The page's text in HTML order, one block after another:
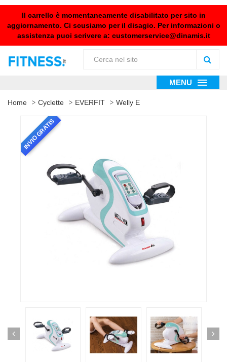
Il carrello è momentaneamente disabilitato per sito in
aggiornamento. Ci scusiamo per il disagio. Per informazioni o
assistenza puoi scrivere a: customerservice@dinamis.it
MENU
Home Cyclette EVERFIT Welly E
INVIO GRATIS